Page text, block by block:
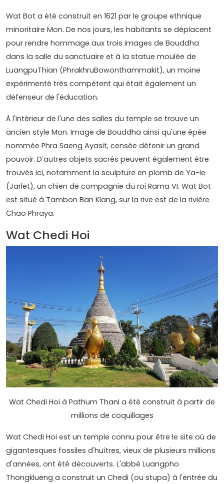
Wat Bot a été construit en 1621 par le groupe ethnique
minoritaire Mon. De nos jours, les habitants se déplacent
pour rendre hommage aux trois images de Bouddha
dans la salle du sanctuaire et à la statue moulée de
LuangpuThian (PhrakhruBowonthammakit), un moine
expérimenté très compétent qui était également un
défenseur de l'éducation.
À l'intérieur de l'une des salles du temple se trouve un
ancien style Mon. Image de Bouddha ainsi qu'une épée
nommée Phra Saeng Ayasit, censée détenir un grand
pouvoir. D'autres objets sacrés peuvent également être
trouvés ici, notamment la sculpture en plomb de Ya-le
(Jarlet), un chien de compagnie du roi Rama VI. Wat Bot
est situé à Tambon Ban Klang, sur la rive est de la rivière
Chao Phraya.
Wat Chedi Hoi
Wat Chedi Hoi à Pathum Thani a été construit à partir de
millions de coquillages
Wat Chedi Hoi est un temple connu pour être le site où de
gigantesques fossiles d'huîtres, vieux de plusieurs millions
d'années, ont été découverts. L'abbé Luangpho
Thongklueng a construit un Chedi (ou stupa) à l'entrée du